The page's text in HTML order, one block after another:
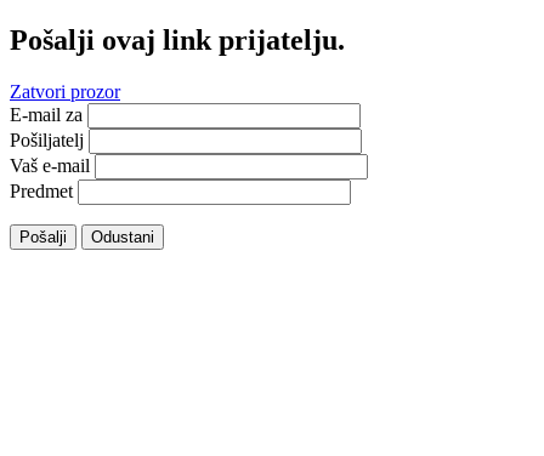
Pošalji ovaj link prijatelju.
Zatvori prozor
E-mail za
Pošiljatelj
Vaš e-mail
Predmet
Pošalji Odustani